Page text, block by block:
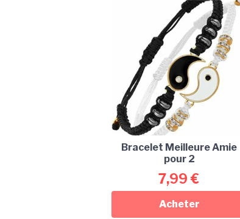
Bracelet Meilleure Amie
pour 2
7,99 €
Acheter